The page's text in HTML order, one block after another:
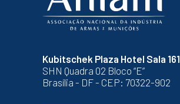
Kubitschek Plaza Hotel Sala 161
SHN Quadra 02 Bloco “E”
Brasília - DF - CEP: 70322-902